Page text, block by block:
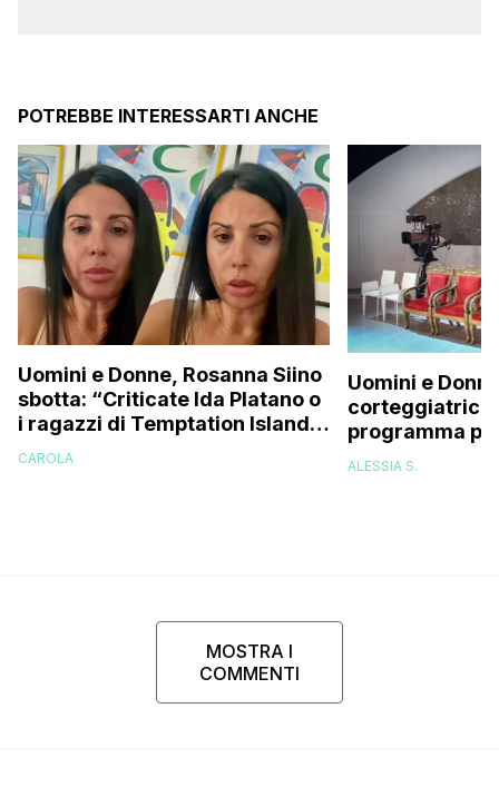
POTREBBE INTERESSARTI ANCHE
Uomini e Donne, Rosanna Siino
sbotta: “Criticate Ida Platano o
i ragazzi di Temptation Island
perché vi rode il cul* che…”
CAROLA
Uomini e
corteggiatrice:
programma
e mi
ALESSIA S.
MOSTRA I
COMMENTI